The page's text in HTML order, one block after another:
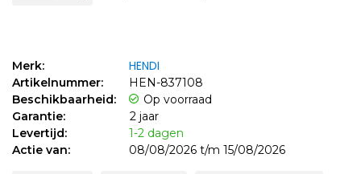
Merk: HENDI
Artikelnummer:
HEN-837108
Beschikbaarheid:
Op voorraad
Garantie:
2 jaar
Levertijd:
1-2 dagen
Actie van:
08/08/2026 t/m 15/08/2026